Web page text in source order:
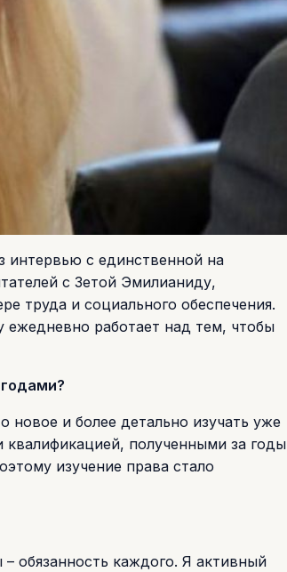
интервью с единственной на
с Зетой Эмилианиду,
труда и социального обеспечения.
работает над тем, чтобы
новое и более детально изучать уже
полученными за годы
изучение права стало
обязанность каждого. Я активный